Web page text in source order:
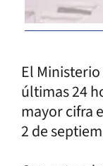
El
últimas 24
mayor cifra
2 de